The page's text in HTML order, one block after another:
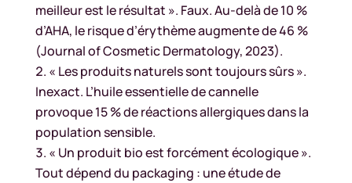
meilleur est le résultat ». Faux. Au-delà de 10 %
d’AHA, le risque d’érythème augmente de 46 %
(Journal of Cosmetic Dermatology, 2023).
« Les produits naturels sont toujours sûrs ».
Inexact. L’huile essentielle de cannelle
provoque 15 % de réactions allergiques dans la
population sensible.
« Un produit bio est forcément écologique ».
Tout dépend du packaging : une étude de